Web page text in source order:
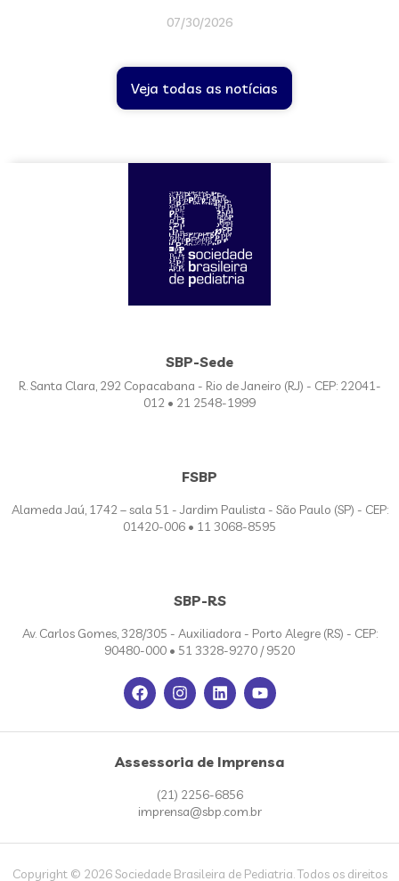
07/30/2026
Veja todas as notícias
SBP-Sede
R. Santa Clara, 292 Copacabana - Rio de Janeiro (RJ) - CEP: 22041-
012 • 21 2548-1999
FSBP
Alameda Jaú, 1742 – sala 51 - Jardim Paulista - São Paulo (SP) - CEP:
01420-006 • 11 3068-8595
SBP-RS
Av. Carlos Gomes, 328/305 - Auxiliadora - Porto Alegre (RS) - CEP:
90480-000 • 51 3328-9270 / 9520
Assessoria de Imprensa
(21) 2256-6856
imprensa@sbp.com.br
Copyright © 2026 Sociedade Brasileira de Pediatria. Todos os direitos